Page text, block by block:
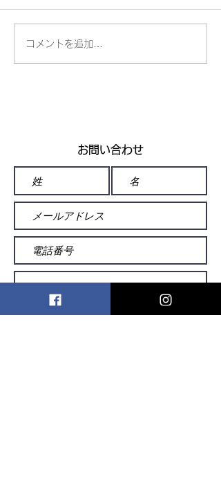
コメントを追加…
お問い合わせ